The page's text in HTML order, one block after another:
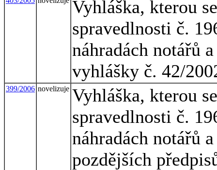
Vyhláška, kterou
spravedlnosti č.
náhradách notářů
vyhlášky č. 42/
399/2006 novelizuje Vyhláška, kterou
spravedlnosti č.
náhradách notářů
pozdějších